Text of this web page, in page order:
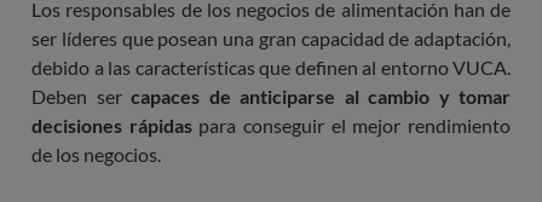
Los responsables de los negocios de alimentación han de
ser líderes que posean una gran capacidad de adaptación,
debido a las características que definen al entorno VUCA.
Deben ser capaces de anticiparse al cambio y tomar
decisiones rápidaspara conseguir el mejor rendimiento
de los negocios.